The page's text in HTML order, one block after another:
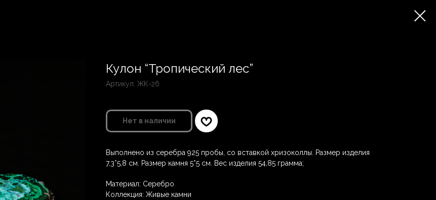
Кулон “Тропический лес”
Артикул: ЖК-26
Нет в наличии
Выполнено из серебра 925 пробы, со вставкой хризоколлы. Размер изделия
7,3*5,8 см. Размер камня 5*5 см. Вес изделия 54,85 грамма;
Материал: Серебро
Коллекция: Живые камни